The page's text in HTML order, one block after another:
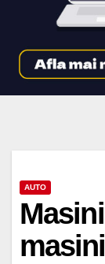
AUTO